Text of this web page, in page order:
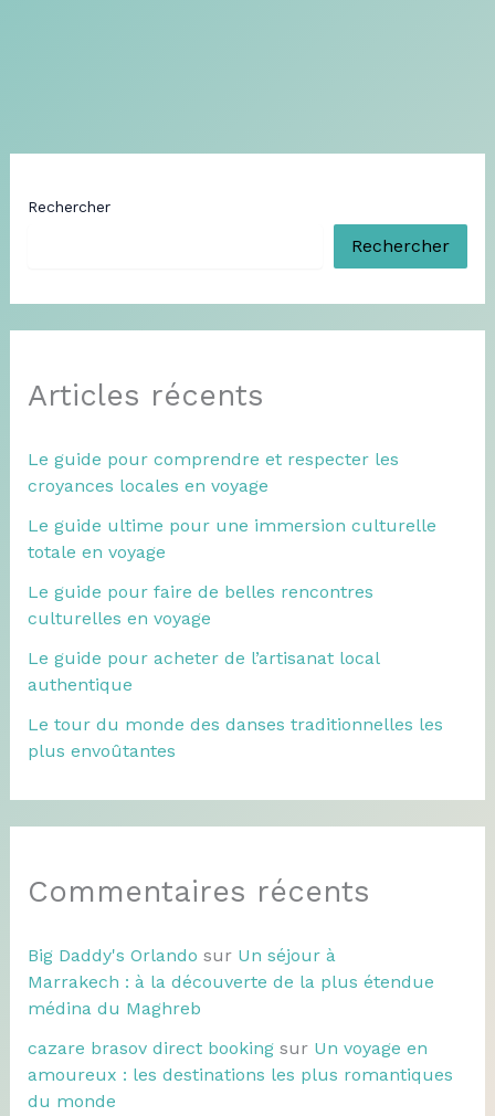
Rechercher
Rechercher
Articles récents
Le guide pour comprendre et respecter les
croyances locales en voyage
Le guide ultime pour une immersion culturelle
totale en voyage
Le guide pour faire de belles rencontres
culturelles en voyage
Le guide pour acheter de l’artisanat local
authentique
Le tour du monde des danses traditionnelles les
plus envoûtantes
Commentaires récents
Big Daddy's Orlando sur Un séjour à
Marrakech : à la découverte de la plus étendue
médina du Maghreb
cazare brasov direct bookingsur Un voyage en
amoureux : les destinations les plus romantiques
du monde